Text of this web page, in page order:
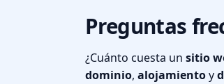
Preguntas
¿Cuánto cuesta un sitio
dominio, alojamientoy